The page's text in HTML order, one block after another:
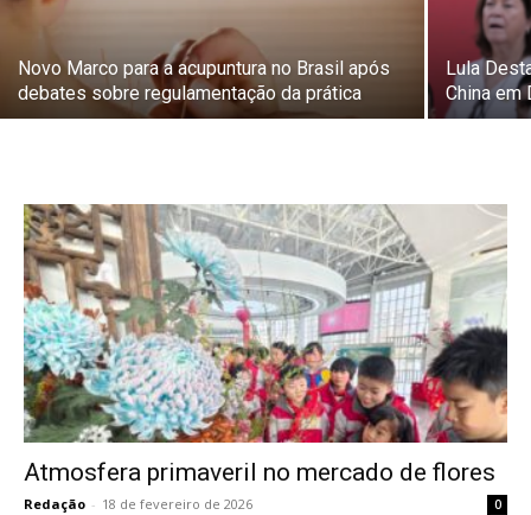
Novo Marco para a acupuntura no Brasil após
debates sobre regulamentação da prática
Lula
China em
Atmosfera primaveril no mercado de flores
Redação - 18 de fevereiro de 2026 0